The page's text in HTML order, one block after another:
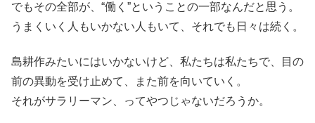
でもその全部が、“働く”ということの一部なんだと思う。
うまくいく人もいかない人もいて、それでも日々は続く。
島耕作みたいにはいかないけど、私たちは私たちで、目の
前の異動を受け止めて、また前を向いていく。
それがサラリーマン、ってやつじゃないだろうか。